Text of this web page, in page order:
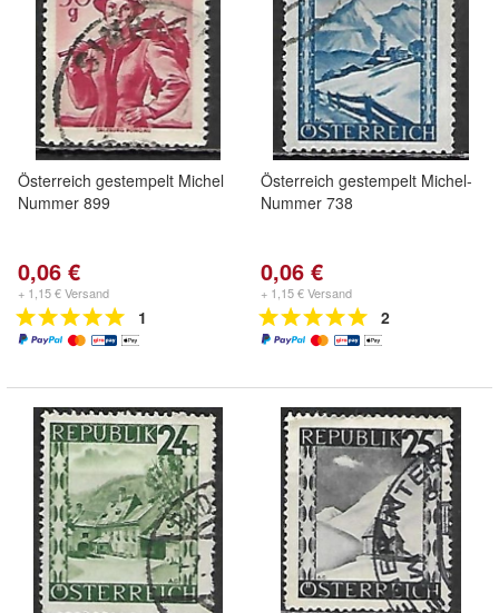
Österreich gestempelt Michel
Nummer 899
0,06 €
+ 1,15 € Versand
1
Österreich gestempelt Michel-
Nummer 738
0,06 €
+ 1,15 € Versand
2